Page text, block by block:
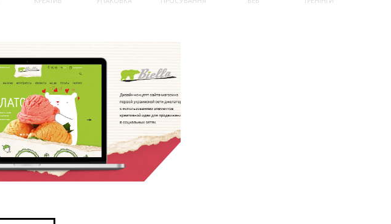
BIELLA
концепт